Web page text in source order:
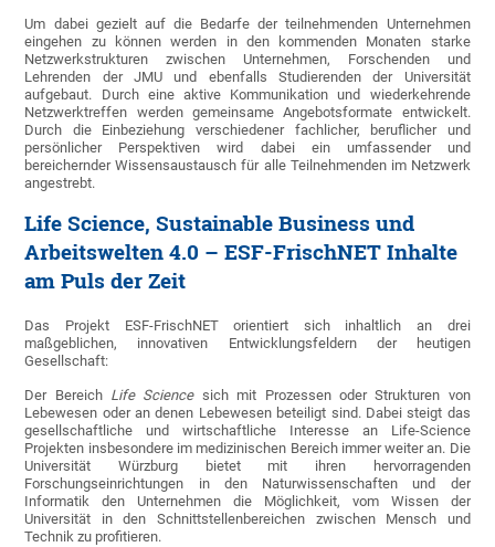
Um dabei gezielt auf die Bedarfe der teilnehmenden Unternehmen
eingehen zu können werden in den kommenden Monaten starke
Netzwerkstrukturen zwischen Unternehmen, Forschenden und
Lehrenden der JMU und ebenfalls Studierenden der Universität
aufgebaut. Durch eine aktive Kommunikation und wiederkehrende
Netzwerktreffen werden gemeinsame Angebotsformate entwickelt.
Durch die Einbeziehung verschiedener fachlicher, beruflicher und
persönlicher Perspektiven wird dabei ein umfassender und
bereichernder Wissensaustausch für alle Teilnehmenden im Netzwerk
angestrebt.
Life Science, Sustainable Business und
Arbeitswelten 4.0 – ESF-FrischNET Inhalte
am Puls der Zeit
Das Projekt ESF-FrischNET orientiert sich inhaltlich an drei
maßgeblichen, innovativen Entwicklungsfeldern der heutigen
Gesellschaft:
Der Bereich Life Science sich mit Prozessen oder Strukturen von
Lebewesen oder an denen Lebewesen beteiligt sind. Dabei steigt das
gesellschaftliche und wirtschaftliche Interesse an Life-Science
Projekten insbesondere im medizinischen Bereich immer weiter an. Die
Universität Würzburg bietet mit ihren hervorragenden
Forschungseinrichtungen in den Naturwissenschaften und der
Informatik den Unternehmen die Möglichkeit, vom Wissen der
Universität in den Schnittstellenbereichen zwischen Mensch und
Technik zu profitieren.